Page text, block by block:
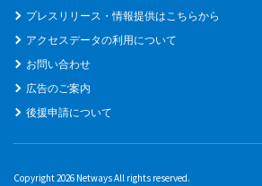
プレスリリース・情報提供はこちらから
アクセスデータの利用について
お問い合わせ
広告のご案内
後援申請について
Copyright 2026 Netways All rights reserved.